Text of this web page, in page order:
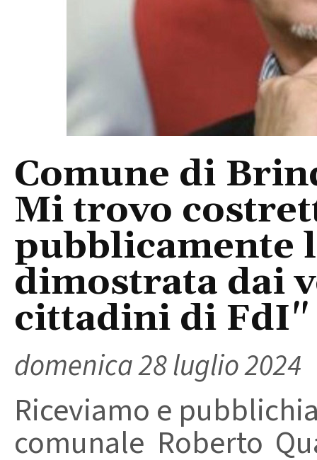
Comune di
Mi trovo
pubblicamente
dimostrata dai
cittadini di FdI"
domenica 28 luglio 2024
Riceviamo e
comunale Roberto